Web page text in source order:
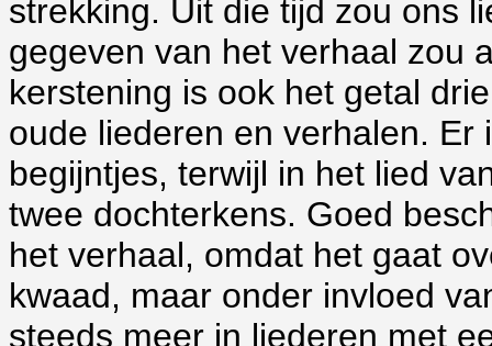
strekking. Uit die tijd zou ons
gegeven van het verhaal zou
kerstening is ook het getal
oude liederen en verhalen.
begijntjes, terwijl in het lied
twee dochterkens. Goed
het verhaal, omdat het gaat
kwaad, maar onder invloed
steeds meer in liederen met